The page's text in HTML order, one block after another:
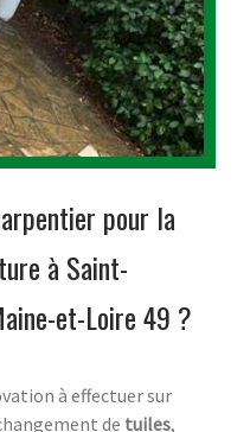
pour la
à Saint-
et-Loire 49 ?
à effectuer sur
de tuiles,